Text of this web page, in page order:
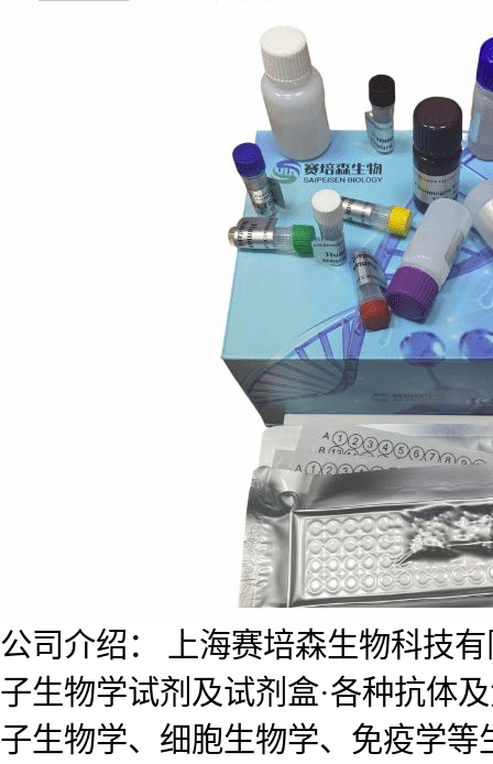
公司介绍： 上海赛培森生物科技有
子生物学试剂及试剂盒·各种抗体
子生物学、细胞生物学、免疫学